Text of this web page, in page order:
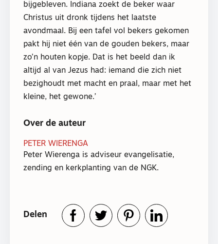
bijgebleven. Indiana zoekt de beker waar
Christus uit dronk tijdens het laatste
avondmaal. Bij een tafel vol bekers gekomen
pakt hij niet één van de gouden bekers, maar
zo’n houten kopje. Dat is het beeld dan ik
altijd al van Jezus had: iemand die zich niet
bezighoudt met macht en praal, maar met het
kleine, het gewone.’
Over de auteur
PETER WIERENGA
Peter Wierenga is adviseur evangelisatie,
zending en kerkplanting van de NGK.
Delen